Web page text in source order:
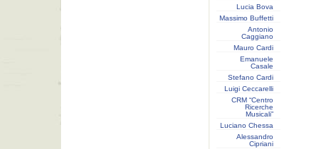
Lucia Bova
Massimo Buffetti
Antonio
Caggiano
Mauro Cardi
Emanuele
Casale
Stefano Cardi
Luigi Ceccarelli
CRM “Centro
Ricerche
Musicali”
Luciano Chessa
Alessandro
Cipriani